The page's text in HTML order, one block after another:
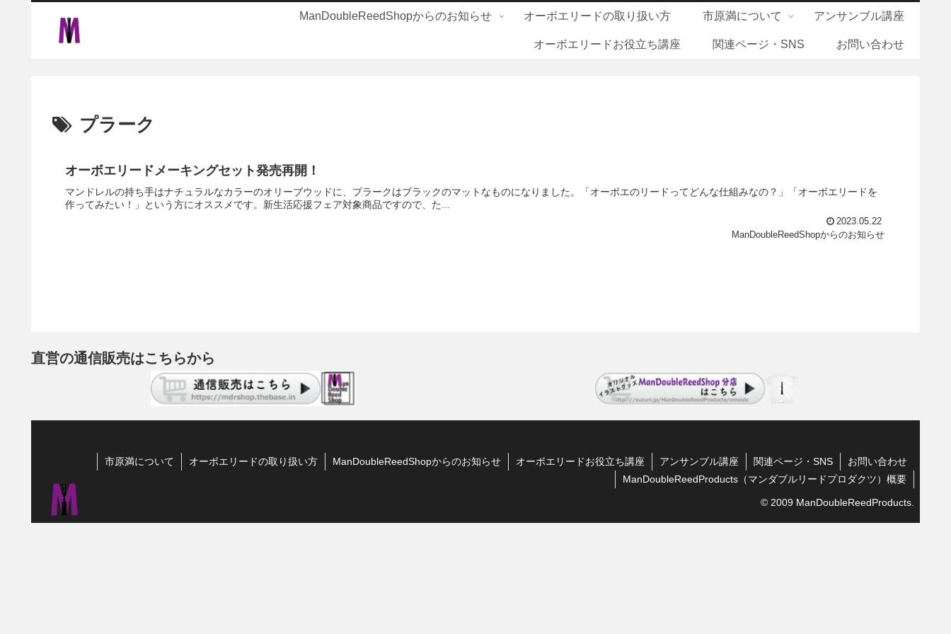
ManDoubleReedShopからのお知らせ オーボエリードの取り扱い方 市原満について アンサンブル講座
オーボエリードお役立ち講座 関連ページ・SNS お問い合わせ
プラーク
オーボエリードメーキングセット発売再開！
マンドレルの持ち手はナチュラルなカラーのオリーブウッドに、プラークはブラックのマットなものになりました。「オーボエのリードってどんな仕組みなの？」「オーボエリードを
作ってみたい！」という方にオススメです。新生活応援フェア対象商品ですので、た...
2023.05.22
ManDoubleReedShopからのお知らせ
直営の通信販売はこちらから
市原満について オーボエリードの取り扱い方 ManDoubleReedShopからのお知らせ オーボエリードお役立ち講座 アンサンブル講座 関連ページ・SNS
お問い合わせ
ManDoubleReedProducts（マンダブルリードプロダクツ）概要
© 2009 ManDoubleReedProducts.